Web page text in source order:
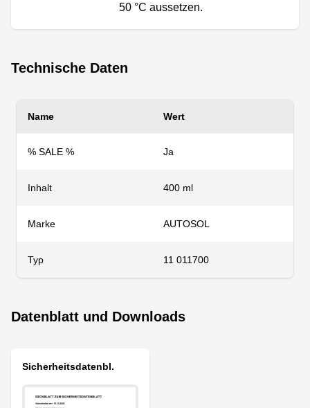
50 °C aussetzen.
Technische Daten
Name Wert
% SALE % Ja
Inhalt 400 ml
Marke AUTOSOL
Typ 11 011700
Datenblatt und Downloads
Sicherheitsdatenbl.